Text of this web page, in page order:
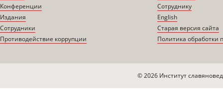
Конференции
Издания
Сотрудники
Противодействие коррупции
Сотруднику
English
Старая версия сайта
Политика обработки
© 2026 Институт